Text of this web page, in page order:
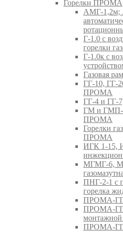
Горелки ПРОМА
АМГ-1,2м;
Г-1.0 с
горелки
Г-1.0к с
Газовая
ГГ-10, ГГ-
ПРОМА
ГГ-4 и ГГ-
ГМ и ГМП-
ПРОМА
Горелки
ПРОМА
ИГК 1-15,
МГМГ-6,
ПНГ-2-1 с
горелка
ПРОМА-
ПРОМА-
ПРОМА-